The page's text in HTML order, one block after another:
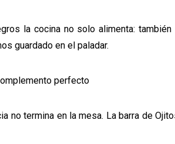
la cocina no solo alimenta:
guardado en el paladar.
perfecto
no termina en la mesa. La barra de